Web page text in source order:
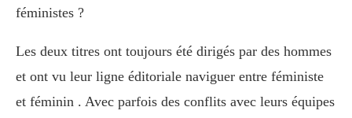
féministes ?
Les deux titres ont toujours été dirigés par des hommes
et ont vu leur ligne éditoriale naviguer entre féministe
et féminin . Avec parfois des conflits avec leurs équipes